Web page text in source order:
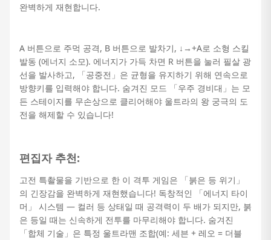
완벽하게 재현합니다.
A 버튼으로 주먹 공격, B 버튼으로 발차기, ↓→+A로 소형 스킬
발동 (에너지 소모). 에너지가 가득 차면 R 버튼을 눌러 필살 광
선을 발사하고, 「공중전」은 균형을 유지하기 위해 연속으로
방향키를 입력해야 합니다. 숨겨진 모드 「우주 경비대」는 모
든 스테이지를 무손상으로 클리어해야 울트라의 왕 궁극의 도
전을 해제할 수 있습니다!
편집자 추천:
고전 특촬물을 기반으로 한 이 격투 게임은 「붉은 등 위기」
의 긴장감을 완벽하게 재현했습니다! 독창적인 「에너지 타이
머」 시스템 — 컬러 등 상태일 때 공격력이 두 배가 되지만, 붉
은 등일 때는 신속하게 전투를 마무리해야 합니다. 숨겨진
「합체 기술」은 특정 울트라맨 조합(예: 세븐 + 레오 = 더블